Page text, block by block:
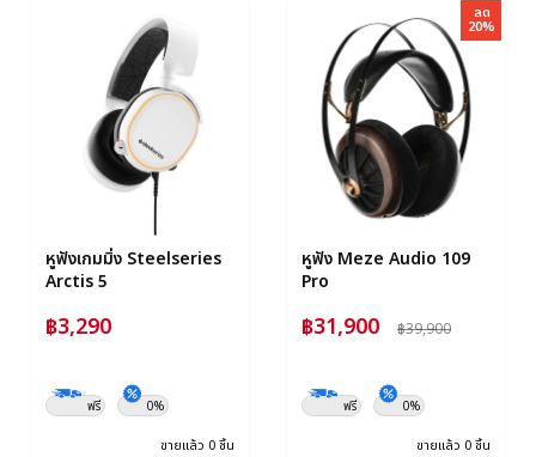
หูฟังเกมมิ่ง Steelseries
Arctis 5
฿3,290
ฟรี 0%
ขายแล้ว 0 ชิ้น
ลด
20%
หูฟัง Meze Audio 109
Pro
฿31,900 ฿39,900
ฟรี 0%
ขายแล้ว 0 ชิ้น